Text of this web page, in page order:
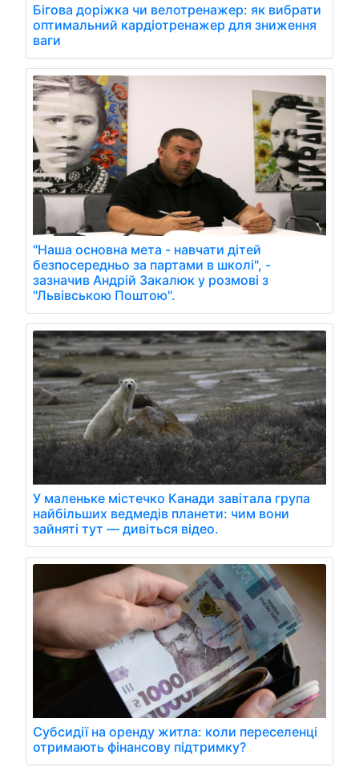
Бігова доріжка чи велотренажер: як вибрати
оптимальний кардіотренажер для зниження
ваги
"Наша основна мета - навчати дітей
безпосередньо за партами в школі", -
зазначив Андрій Закалюк у розмові з
"Львівською Поштою".
У маленьке містечко Канади завітала група
найбільших ведмедів планети: чим вони
зайняті тут — дивіться відео.
Субсидії на оренду житла: коли переселенці
отримають фінансову підтримку?